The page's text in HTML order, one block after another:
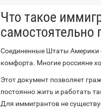
Что такое
самостоятельно
Соединенные Штаты Америки
комфорта. Многие россияне
Этот документ позволяет
постоянно жить и работать
Для иммигрантов не